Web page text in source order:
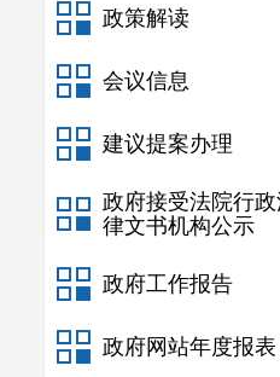
政策解读
会议信息
建议提案办理
政府接受法院行
律文书机构公示
政府工作报告
政府网站年度报表